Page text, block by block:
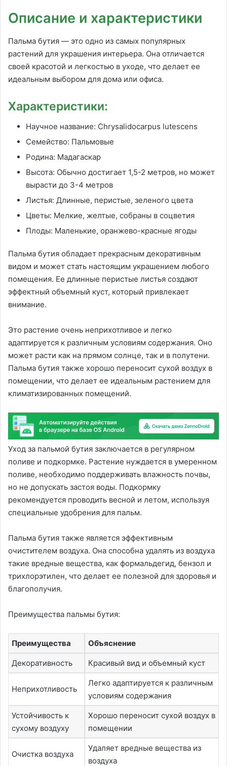
Описание и характеристики
Пальма бутия — это одно из самых популярных
растений для украшения интерьера. Она отличается
своей красотой и легкостью в уходе, что делает ее
идеальным выбором для дома или офиса.
Характеристики:
Научное название: Chrysalidocarpus lutescens
Семейство: Пальмовые
Родина: Мадагаскар
Высота: Обычно достигает 1,5-2 метров, но может
вырасти до 3-4 метров
Листья: Длинные, перистые, зеленого цвета
Цветы: Мелкие, желтые, собраны в соцветия
Плоды: Маленькие, оранжево-красные ягоды
Пальма бутия обладает прекрасным декоративным
видом и может стать настоящим украшением любого
помещения. Ее длинные перистые листья создают
эффектный объемный куст, который привлекает
внимание.
Это растение очень неприхотливое и легко
адаптируется к различным условиям содержания. Оно
может расти как на прямом солнце, так и в полутени.
Пальма бутия также хорошо переносит сухой воздух в
помещении, что делает ее идеальным растением для
климатизированных помещений.
Уход за пальмой бутия заключается в регулярном
поливе и подкормке. Растение нуждается в умеренном
поливе, необходимо поддерживать влажность почвы,
но не допускать застоя воды. Подкормку
рекомендуется проводить весной и летом, используя
специальные удобрения для пальм.
Пальма бутия также является эффективным
очистителем воздуха. Она способна удалять из воздуха
такие вредные вещества, как формальдегид, бензол и
трихлорэтилен, что делает ее полезной для здоровья и
благополучия.
Преимущества пальмы бутия:
Преимущества Объяснение
Декоративность Красивый вид и объемный куст
Неприхотливость
Легко адаптируется к различным
условиям содержания
Устойчивость к
сухому воздуху
Хорошо переносит сухой воздух в
помещении
Очистка воздуха
Удаляет вредные вещества из
воздуха